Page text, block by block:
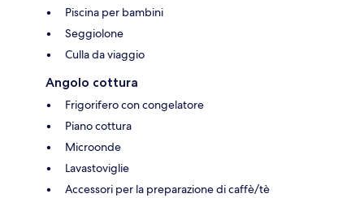
Piscina per bambini
Seggiolone
Culla da viaggio
Angolo cottura
Frigorifero con congelatore
Piano cottura
Microonde
Lavastoviglie
Accessori per la preparazione di caffè/tè